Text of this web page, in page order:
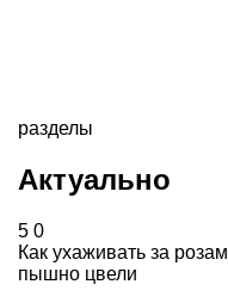
разделы
Актуально
5 0
Как ухаживать за
пышно цвели